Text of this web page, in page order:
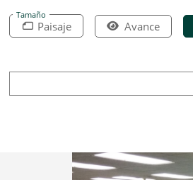
Tamaño
Paisaje Avance